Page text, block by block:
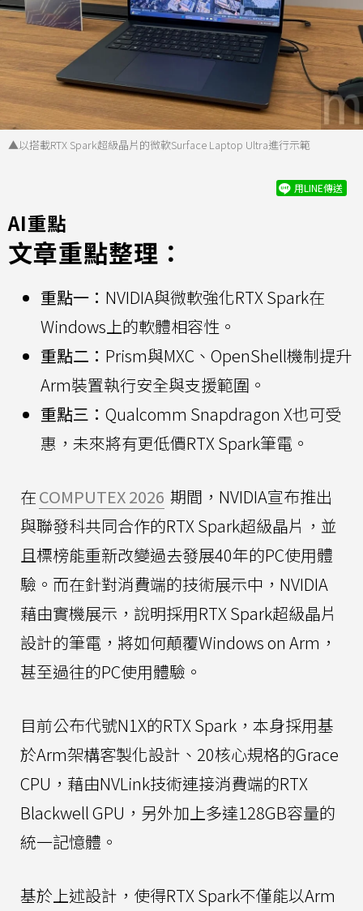
▲以搭載RTX Spark超級晶片的微軟Surface Laptop Ultra進行示範
用LINE傳送
AI重點
文章重點整理：
重點一： NVIDIA與微軟強化RTX Spark在
Windows上的軟體相容性。
重點二： Prism與MXC、OpenShell機制提升
Arm裝置執行安全與支援範圍。
重點三： Qualcomm Snapdragon X也可受
惠，未來將有更低價RTX Spark筆電。
在COMPUTEX 2026 期間，NVIDIA宣布推出
與聯發科共同合作的RTX Spark超級晶片，並
且標榜能重新改變過去發展40年的PC使用體
驗。而在針對消費端的技術展示中，NVIDIA
藉由實機展示，說明採用RTX Spark超級晶片
設計的筆電，將如何顛覆Windows on Arm，
甚至過往的PC使用體驗。
目前公布代號N1X的RTX Spark，本身採用基
於Arm架構客製化設計、20核心規格的Grace
CPU，藉由NVLink技術連接消費端的RTX
Blackwell GPU，另外加上多達128GB容量的
統一記憶體。
基於上述設計，使得RTX Spark不僅能以Arm